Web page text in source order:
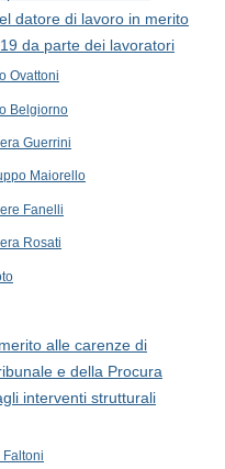
datore di lavoro in merito
da parte dei lavoratori
Ovattoni
Belgiorno
Guerrini
Maiorello
Fanelli
Rosati
alle carenze di
e della Procura
interventi strutturali